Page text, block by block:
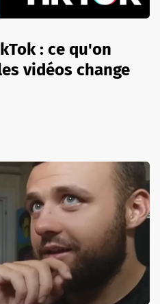
: ce qu'on
vidéos change